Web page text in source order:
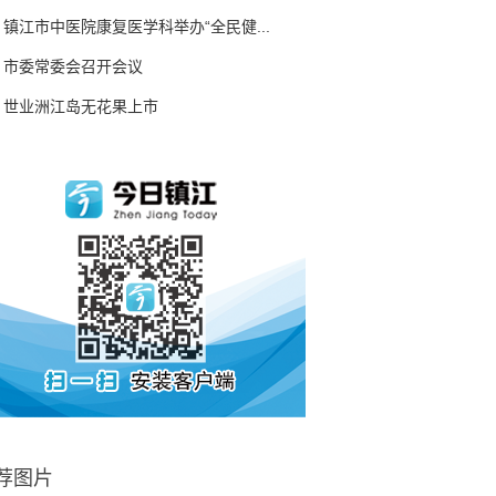
镇江市中医院康复医学科举办“全民健...
市委常委会召开会议
世业洲江岛无花果上市
图片